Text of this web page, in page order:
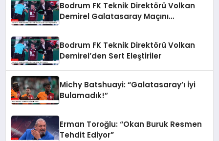
Bodrum FK Teknik Direktörü Volkan
Demirel Galatasaray Maçını
Bodrum FK Teknik Direktörü Volkan
Demirel’den Sert Eleştiriler
Michy Batshuayi: “Galatasaray’ı İyi
Bulamadık!”
Erman Toroğlu: “Okan Buruk Resmen
Tehdit Ediyor”